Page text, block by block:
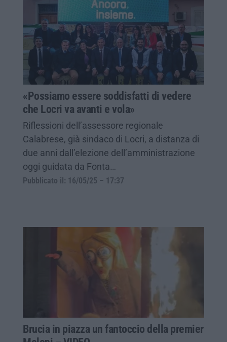
«Possiamo essere soddisfatti di vedere
che Locri va avanti e vola»
Riflessioni dell’assessore regionale
Calabrese, già sindaco di Locri, a distanza di
due anni dall’elezione dell’amministrazione
oggi guidata da Fonta…
Pubblicato il: 16/05/25 – 17:37
Brucia in piazza un fantoccio della premier